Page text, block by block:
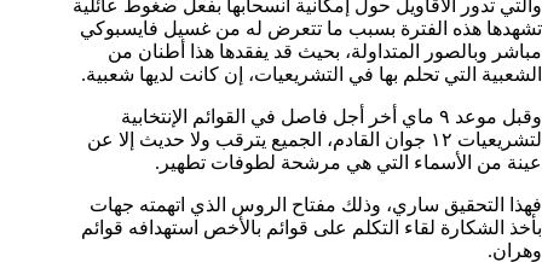
والتي تدور الأقاويل حول إمكانية انسحابها بفعل ضغوط عائلية
تشهدها هذه الفترة بسبب ما تتعرض له من غسيل فايسبوكي
مباشر وبالصور المتداولة، بحيث قد يفقدها هذا أطنان من
الشعبية التي تحلم بها في التشريعيات، إن كانت لديها شعبية.
وقبل موعد ٩ ماي أخر أجل فاصل في القوائم الإنتخابية
لتشريعيات ١٢ جوان القادم، الجميع يترقب ولا حديث إلا عن
عينة من الأسماء التي هي مرشحة لطوفات تطهير.
فهذا التحقيق ساري، وذلك مفتاح الروس الذي اتهمته جهات
بأخذ الشكارة لقاء التكلم على قوائم بالأخص استهدافه قوائم
وهران.